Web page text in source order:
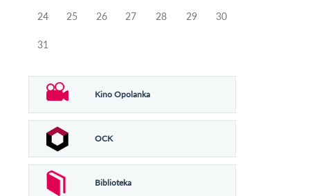
24 25 26 27 28 29 30
31
Kino Opolanka
OCK
Biblioteka